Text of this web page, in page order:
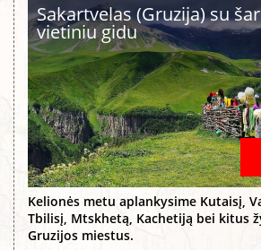
Sakartvelas (Gruzija) su
vietiniu gidu
Kelionės metu aplankysime Kutaisį,
Tbilisį, Mtskhetą, Kachetiją bei kitus
Gruzijos miestus.